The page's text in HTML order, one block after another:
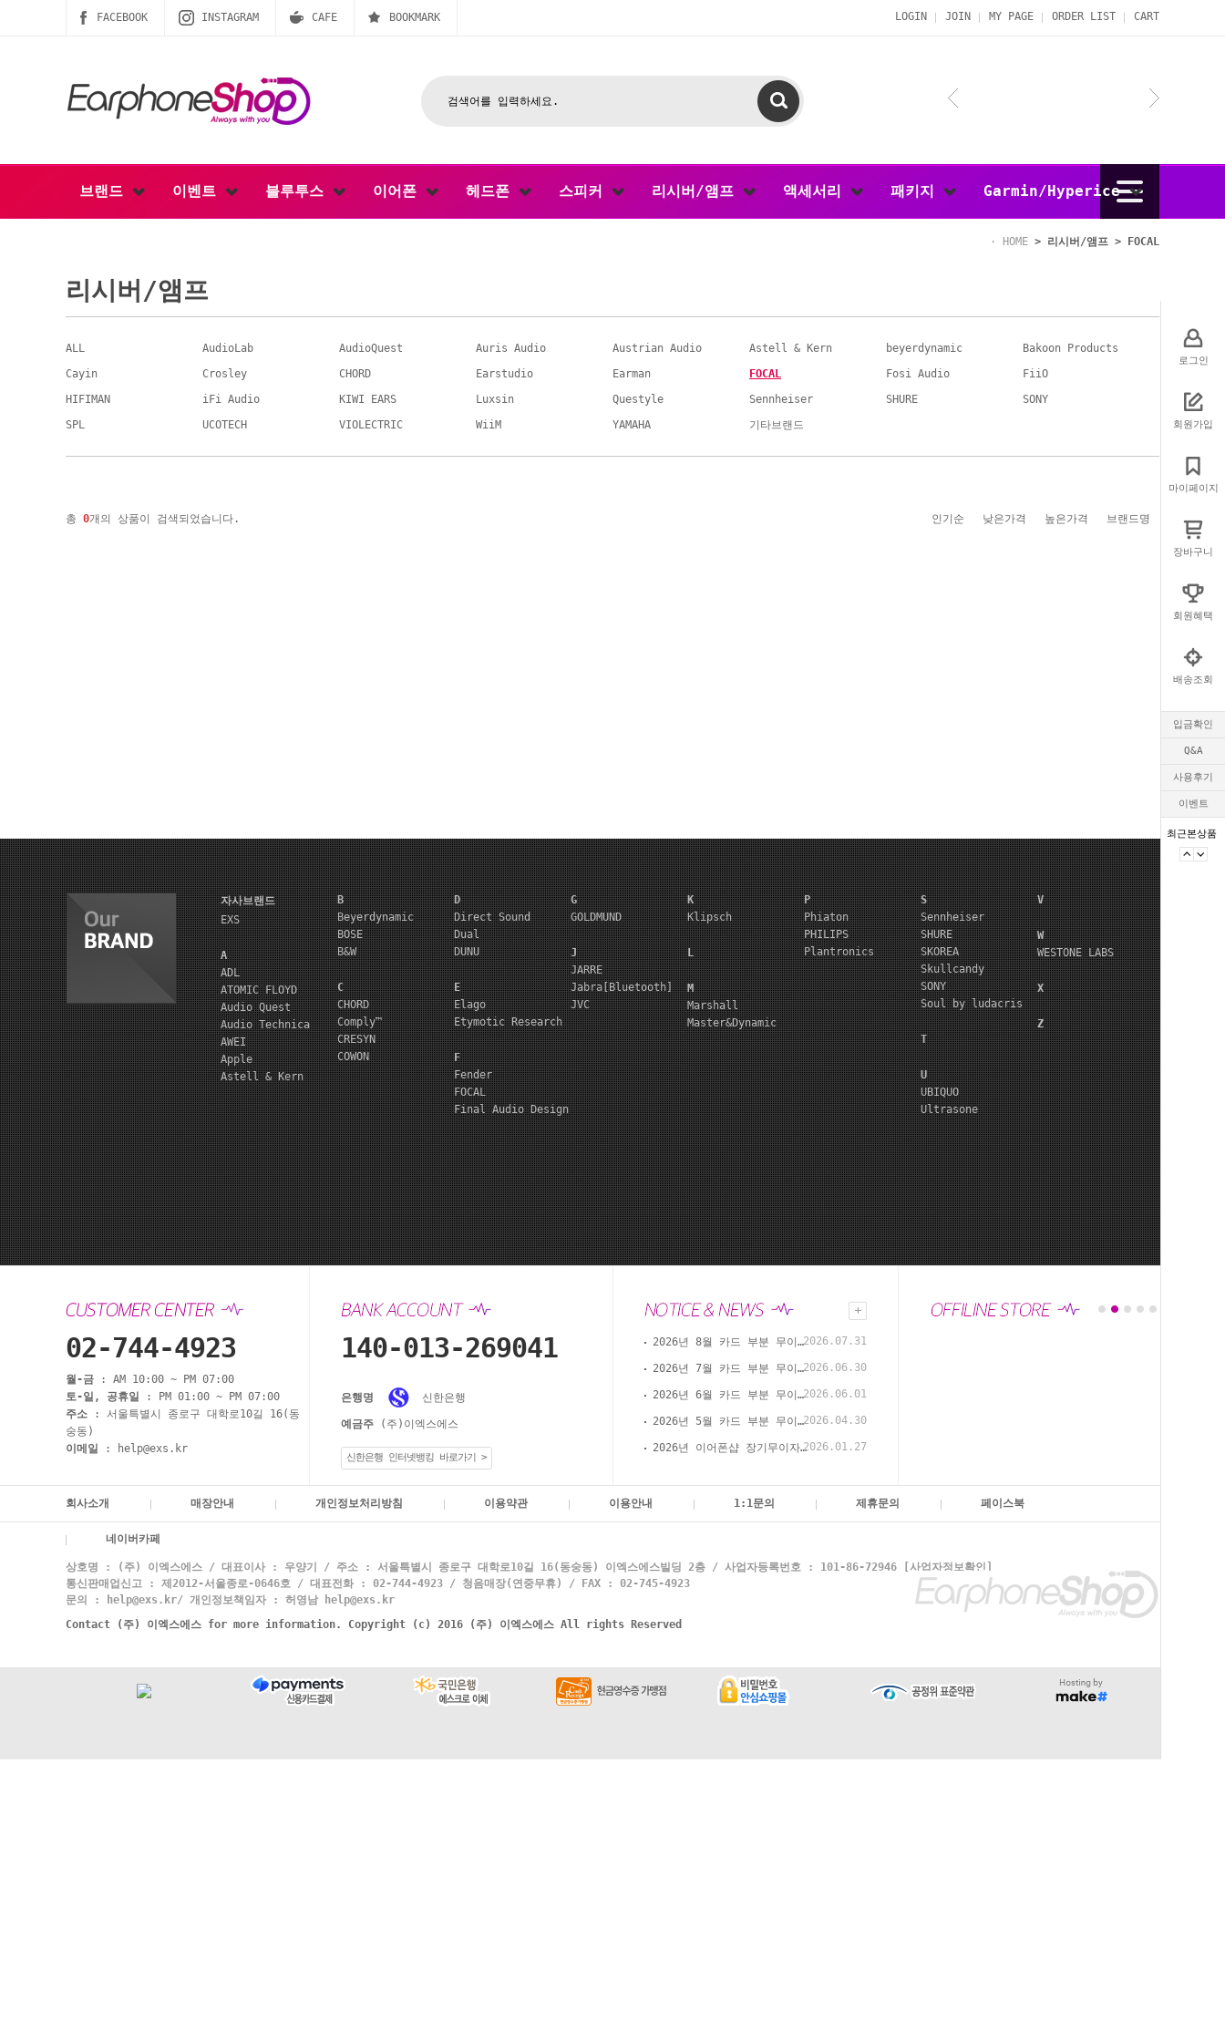
로그인
회원가입
마이페이지
장바구니
회원혜택
배송조회
입금확인
Q&A
사용후기
이벤트
최근본상품
FACEBOOK INSTAGRAM CAFE BOOKMARK LOGIN JOIN MY PAGE ORDER LIST CART
브랜드 이벤트 블루투스 이어폰 헤드폰 스피커 리시버/앰프 액세서리 패키지 Garmin/Hyperice
HOME > 리시버/앰프 > FOCAL
리시버/앰프
ALL AudioLab AudioQuest Auris Audio Austrian Audio Astell & Kern beyerdynamic
Bakoon Products
Cayin
Crosley CHORD Earstudio Earman FOCAL Fosi Audio
FiiO
HIFIMAN
iFi Audio KIWI EARS Luxsin Questyle Sennheiser SHURE
SONY
SPL
UCOTECH VIOLECTRIC WiiM YAMAHA 기타브랜드
총 0개의 상품이 검색되었습니다. 인기순 낮은가격 높은가격 브랜드명
자사브랜드
EXS
A
ADL
ATOMIC FLOYD
Audio Quest
Audio Technica
AWEI
Apple
Astell & Kern
B
Beyerdynamic
BOSE
B&W
C
CHORD
Comply™
CRESYN
COWON
D
Direct Sound
Dual
DUNU
E
Elago
Etymotic Research
F
Fender
FOCAL
Final Audio Design
G
GOLDMUND
J
JARRE
Jabra[Bluetooth]
JVC
K
Klipsch
L
M
Marshall
Master&Dynamic
P
Phiaton
PHILIPS
Plantronics
S
Sennheiser
SHURE
SKOREA
Skullcandy
SONY
Soul by ludacris
T
U
UBIQUO
Ultrasone
V
W
WESTONE LABS
X
Z
02-744-4923
월-금 : AM 10:00 ~ PM 07:00
토-일, 공휴일
: PM 01:00 ~ PM 07:00
주소 : 서울특별시 종로구 대학로10길 16(동
숭동)
이메일
: help@exs.kr
140-013-269041
은행명 신한은행
예금주 (주)이엑스에스
신한은행 인터넷뱅킹 바로가기 >
2026년 8월 카드 부분 무이자 할부 안내(이어폰샵 온라인 결제)2026.07.31
2026년 7월 카드 부분 무이자 할부 안내(이어폰샵 온라인 결제)2026.06.30
2026년 6월 카드 부분 무이자 할부 안내(이어폰샵 온라인 결제)2026.06.01
2026년 5월 카드 부분 무이자 할부 안내(이어폰샵 온라인 결제)2026.04.30
2026년 이어폰샵 장기무이자 할부 이벤트2026.01.27
회사소개 매장안내 개인정보처리방침 이용약관 이용안내 1:1문의 제휴문의 페이스북
네이버카페
상호명 : (주) 이엑스에스 / 대표이사 : 우양기 / 주소 : 서울특별시 종로구 대학로10길 16(동숭동) 이엑스에스빌딩 2층 / 사업자등록번호 : 101-86-72946
[사업자정보확인]
통신판매업신고 : 제2012-서울종로-0646호 / 대표전화 : 02-744-4923 / 청음매장(연중무휴) / FAX : 02-745-4923
문의 : help@exs.kr/ 개인정보책임자 : 허영남 help@exs.kr
Contact (주) 이엑스에스 for more information. Copyright (c) 2016 (주) 이엑스에스 All rights Reserved